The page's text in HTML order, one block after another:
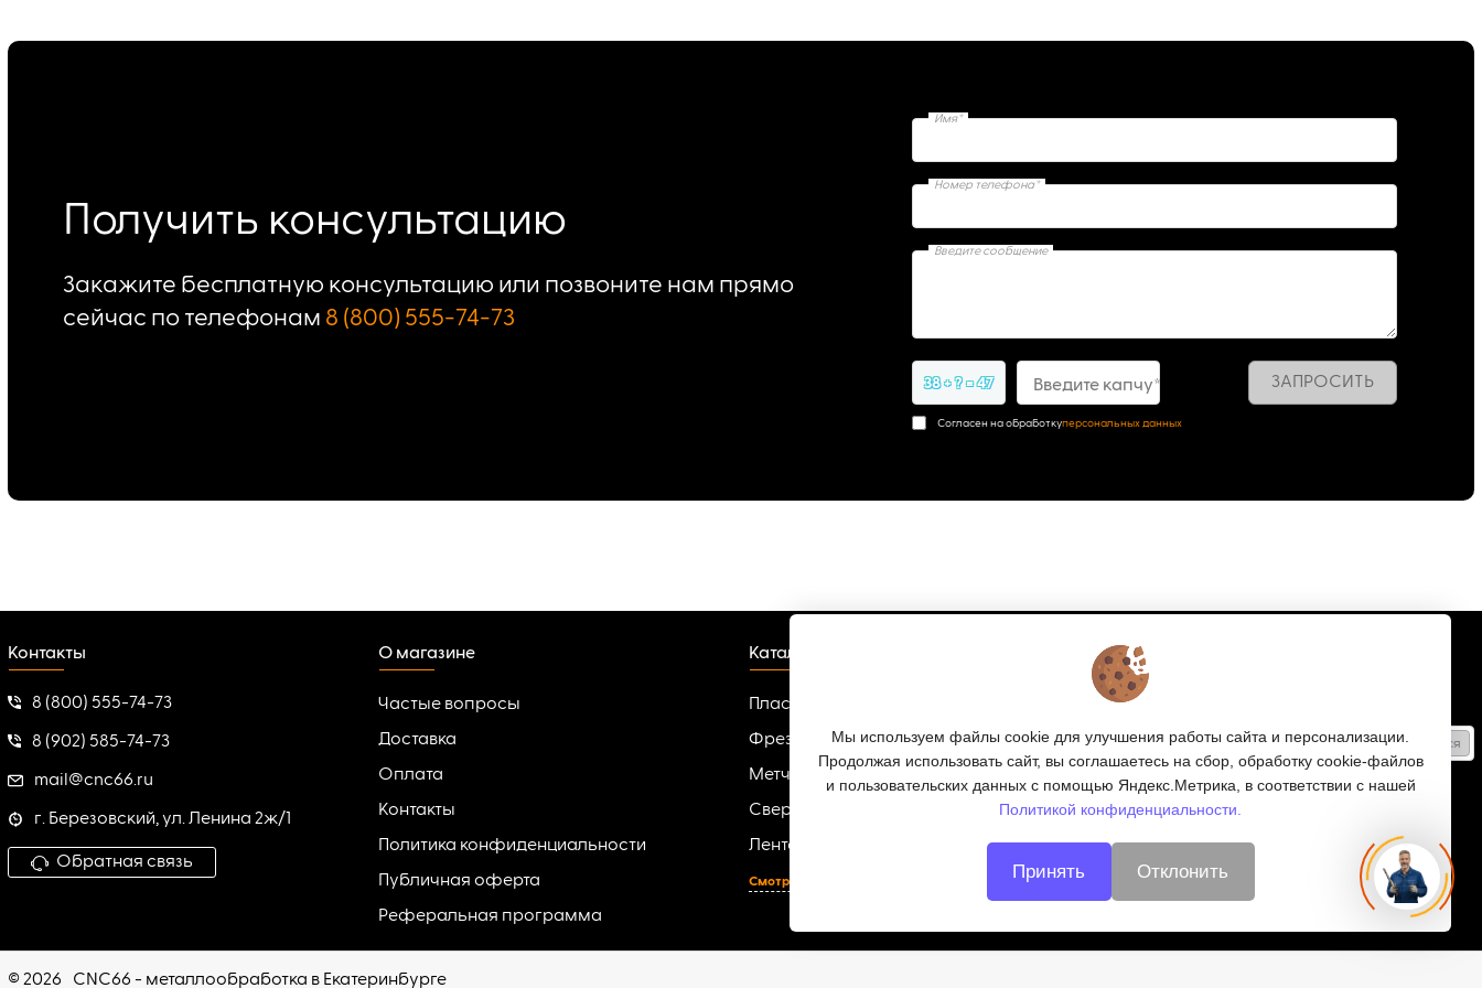
Получить консультацию
Закажите бесплатную консультацию или позвоните нам прямо
сейчас по телефонам 8 (800) 555-74-73
Имя*
Номер телефона*
Введите сообщение
38 + ? = 47 Введите капчу* ЗАПРОСИТЬ
Согласен на обработкуперсональных данных
Контакты
8 (800) 555-74-73
8 (902) 585-74-73
mail@cnc66.ru
г. Березовский, ул. Ленина 2ж/1
Обратная связь
О магазине
Частые вопросы
Доставка
Оплата
Контакты
Политика конфиденциальности
Публичная оферта
Реферальная программа
Каталог
Пластины твердосплавные
Фрезы
Метчики
Сверла
Ленточные пилы по металлу
Смотреть все
Подписка
Получайте только полезные статьи!
Подписаться
Согласен на обработку
Мы в соцсетях:
© 2026 CNC66 - металлообработка в Екатеринбурге
Мы используем файлы cookie для улучшения работы сайта и персонализации.
Продолжая использовать сайт, вы соглашаетесь на сбор, обработку cookie-файлов
и пользовательских данных с помощью Яндекс.Метрика, в соответствии с нашей
Политикой конфиденциальности.
Принять Отклонить